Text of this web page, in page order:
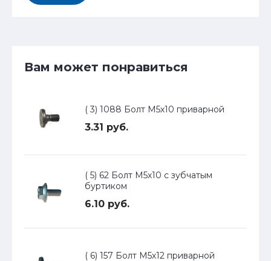
Вам может понравиться
( 3) 1088 Болт М5х10 приварной
3.31 руб.
( 5) 62 Болт М5х10 с зубчатым
буртиком
6.10 руб.
( 6) 157 Болт М5х12 приварной